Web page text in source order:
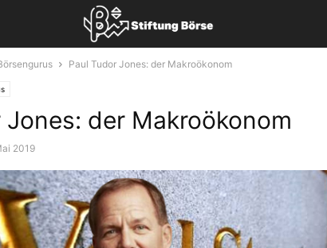
Paul Tudor Jones: der Makroökonom
Jones: der Makroökonom
2019